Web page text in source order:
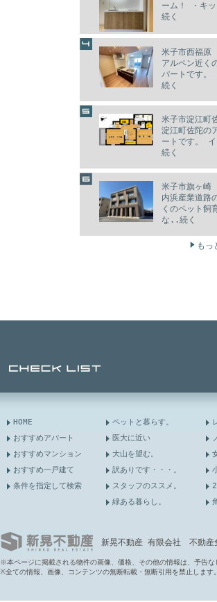
ーム！ ・キ
続く
米子市西福原
アルペン近く
パートです
続く
米子市淀江町
淀江町佐陀の
ートです。
続く
米子市旗ヶ崎
内浜産業道路
くのペット飼
な..続く
もっ
HOME
おすすめアパート
おすすめマンション
おすすめ一戸建て
条件を指定して検索
ペットと暮らす。
医大に近い
大山を望む。
訳ありです・・・。
スタッフのススメ。
緑ある暮らし。
新晃不動産 有限会社 不動
※本ページに掲載される物件の画像、価格、その他の情報は、予告
※全ての情報、画像、コンテンツの無断転載・無断引用を禁止しま